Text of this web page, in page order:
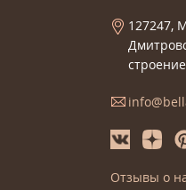
127247,
Отзывы о